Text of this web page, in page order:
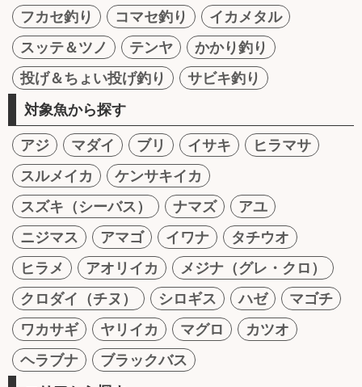
フカセ釣り
コマセ釣り
イカメタル
スッテ＆ツノ
テンヤ
かかり釣り
投げ＆ちょい投げ釣り
サビキ釣り
対象魚から探す
アジ マダイ ブリ イサキ
ヒラマサ
スルメイカ
ケンサキイカ
スズキ（シーバス）
ナマズ
アユ
ニジマス
アマゴ イワナ
タチウオ
ヒラメ
アオリイカ
メジナ（グレ・クロ）
クロダイ（チヌ）
シロギス ハゼ
マゴチ
ワカサギ
ヤリイカ マグロ
カツオ
ヘラブナ
ブラックバス